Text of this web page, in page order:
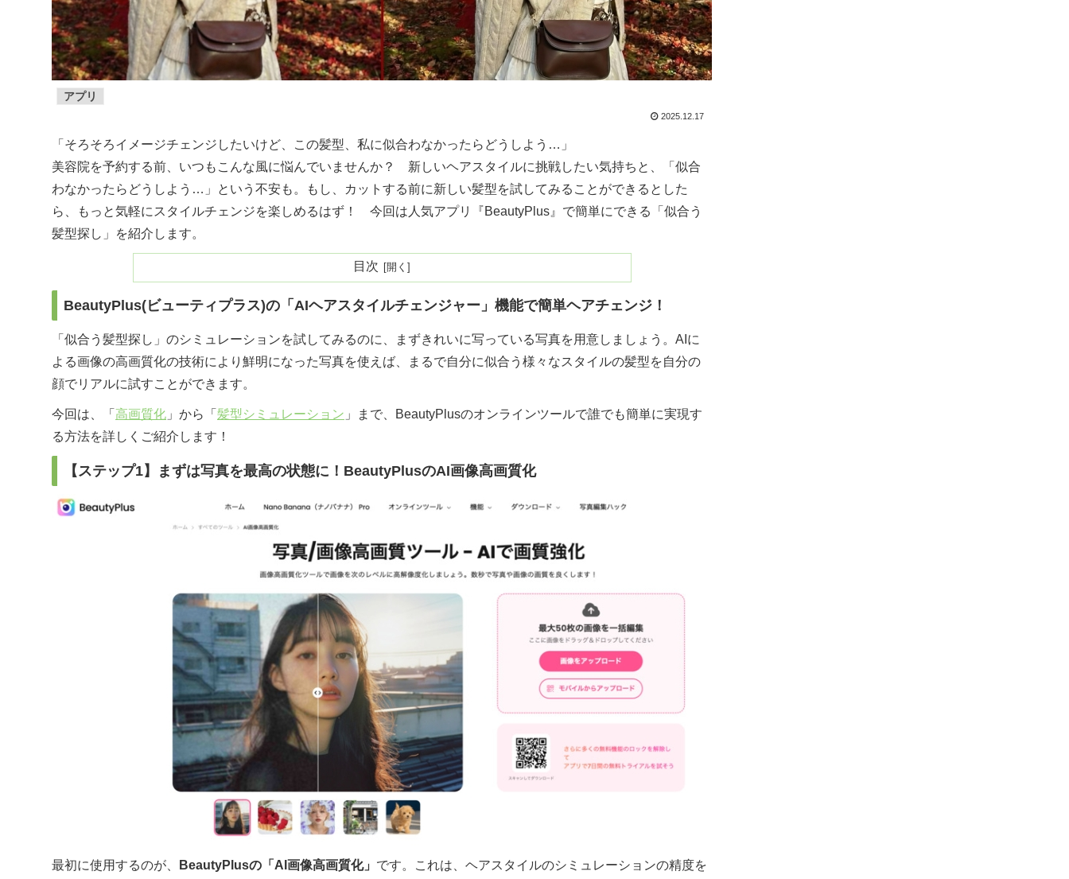
アプリ
2025.12.17
「そろそろイメージチェンジしたいけど、この髪型、私に似合わなかったらどうしよう…」
美容院を予約する前、いつもこんな風に悩んでいませんか？ 新しいヘアスタイルに挑戦したい気持ちと、「似合
わなかったらどうしよう…」という不安も。もし、カットする前に新しい髪型を試してみることができるとした
ら、もっと気軽にスタイルチェンジを楽しめるはず！ 今回は人気アプリ『BeautyPlus』で簡単にできる「似合う
髪型探し」を紹介します。
目次
BeautyPlus(ビューティプラス)の「AIヘアスタイルチェンジャー」機能で簡単ヘアチェンジ！
「似合う髪型探し」のシミュレーションを試してみるのに、まずきれいに写っている写真を用意しましょう。AIに
よる画像の高画質化の技術により鮮明になった写真を使えば、まるで自分に似合う様々なスタイルの髪型を自分の
顔でリアルに試すことができます。
今回は、「 高画質化 」から「 髪型シミュレーション 」まで、BeautyPlusのオンラインツールで誰でも簡単に実現す
る方法を詳しくご紹介します！
【ステップ1】まずは写真を最高の状態に！BeautyPlusのAI画像高画質化
最初に使用するのが、 BeautyPlusの「AI画像高画質化」 です。これは、ヘアスタイルのシミュレーションの精度を